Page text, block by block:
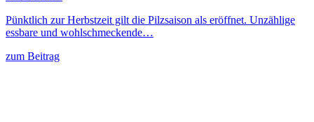
Pünktlich zur Herbstzeit gilt die Pilzsaison als eröffnet. Unzählige
essbare und wohlschmeckende…
zum Beitrag